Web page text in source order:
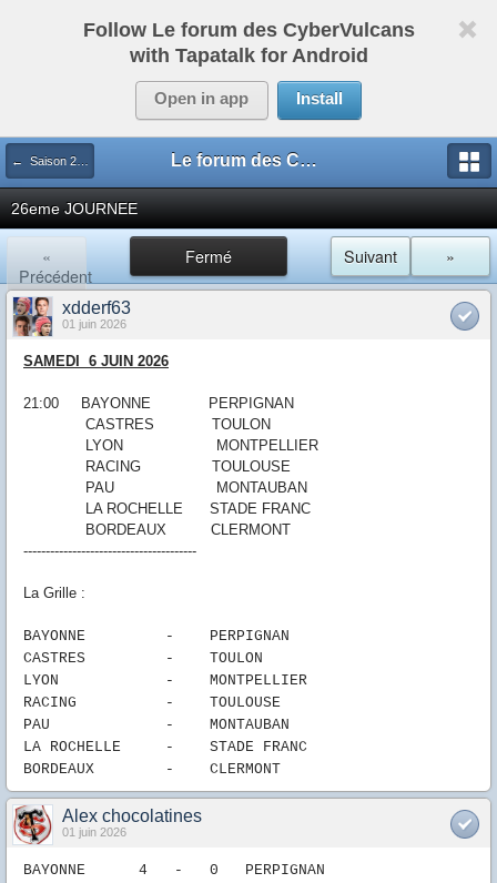
Follow Le forum des CyberVulcans
with Tapatalk for Android
Open in app Install
← Saison 2025/2026 Le forum des CyberVulcans
26eme JOURNEE
Fermé
«
Précédent
»
Suivant
xdderf63
01 juin 2026
SAMEDI 6 JUIN 2026
21:00 BAYONNE PERPIGNAN
CASTRES TOULON
LYON MONTPELLIER
RACING TOULOUSE
PAU MONTAUBAN
LA ROCHELLE STADE FRANC
BORDEAUX CLERMONT
---------------------------------------
La Grille :
BAYONNE - PERPIGNAN
CASTRES
-
TOULON
LYON
-
MONTPELLIER
RACING
-
TOULOUSE
PAU
-
MONTAUBAN
LA ROCHELLE
-
STADE FRANC
BORDEAUX - CLERMONT
Alex chocolatines
01 juin 2026
BAYONNE 4 - 0 PERPIGNAN